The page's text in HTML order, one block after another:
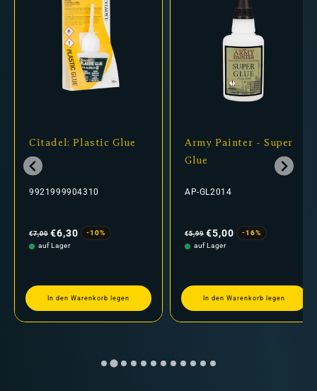
Citadel: Plastic Glue
9921999904310
Preis
€7,00 €6,30
-10%
auf Lager
In den Warenkorb legen
Army Painter - Super
Glue
AP-GL2014
Preis
€5,99 €5,00
-16%
auf Lager
In den Warenkorb legen